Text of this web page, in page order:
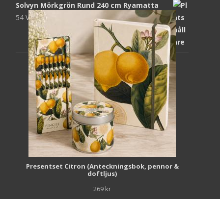
Solvyn Mörkgrön Rund 240 cm Ryamatta
54 Views1 871
Presentset Citron (Anteckningsbok, pennor &
doftljus)
269 kr